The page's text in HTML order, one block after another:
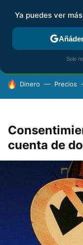
FISCALIDAD Y
HOY SE HABLA DE
Dinero Precios
cuenta de
Ya puedes ver
Solo